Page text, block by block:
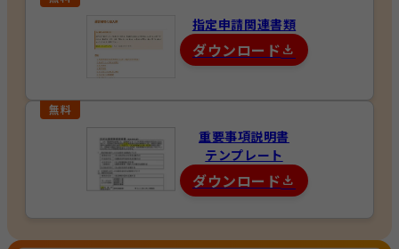
指定申請関連書類
ダウンロード
重要事項説明書
テンプレート
ダウンロード